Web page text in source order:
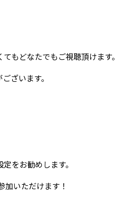
もどなたでもご視聴頂けます。
ざいます。
をお勧めします。
いただけます！